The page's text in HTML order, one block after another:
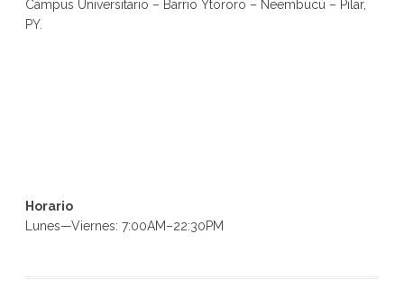
Campus Universitario – Barrio Ytororo – Ñeembucú – Pilar,
PY.
Horario
Lunes—Viernes: 7:00AM–22:30PM